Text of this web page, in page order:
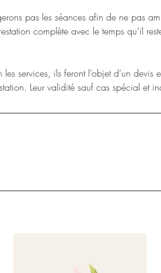
pas les séances afin de ne pas
complète avec le temps qu’il
services, ils feront l’objet d’un devis